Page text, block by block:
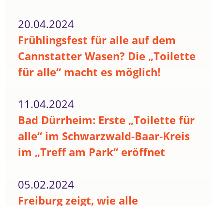
20.04.2024
Frühlingsfest für alle auf dem
Cannstatter Wasen? Die „Toilette
für alle“ macht es möglich!
11.04.2024
Bad Dürrheim: Erste „Toilette für
alle“ im Schwarzwald-Baar-Kreis
im „Treff am Park“ eröffnet
05.02.2024
Freiburg zeigt, wie alle